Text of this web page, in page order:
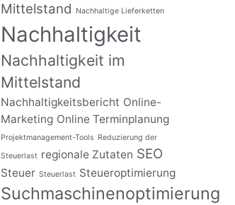
Mittelstand Nachhaltige Lieferketten
Nachhaltigkeit
Nachhaltigkeit im
Mittelstand
Nachhaltigkeitsbericht Online-
Marketing Online Terminplanung
Projektmanagement-Tools Reduzierung der
Steuerlast regionale Zutaten SEO
Steuer Steuerlast Steueroptimierung
Suchmaschinenoptimierung